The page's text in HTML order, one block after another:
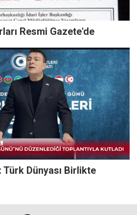
Resmi Gazete'de
Dünyası Birlikte